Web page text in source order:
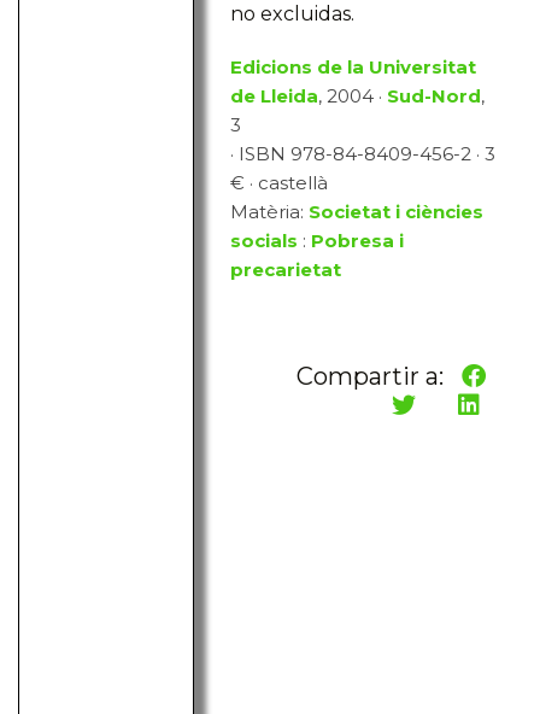
no excluidas.
Edicions de la Universitat
de Lleida, 2004 · Sud-Nord,
3
· ISBN 978-84-8409-456-2 · 3
€ · castellà
Matèria: Societat i ciències
socials : Pobresa i
precarietat
Compartir a: